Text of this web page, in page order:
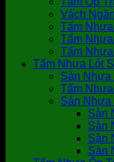
Vách
Tấm
Tấm
Tấm
Tấm Nhựa Lót
Sàn
Tấm
Sàn Nhựa
Sàn
Sàn
Sàn
Sàn